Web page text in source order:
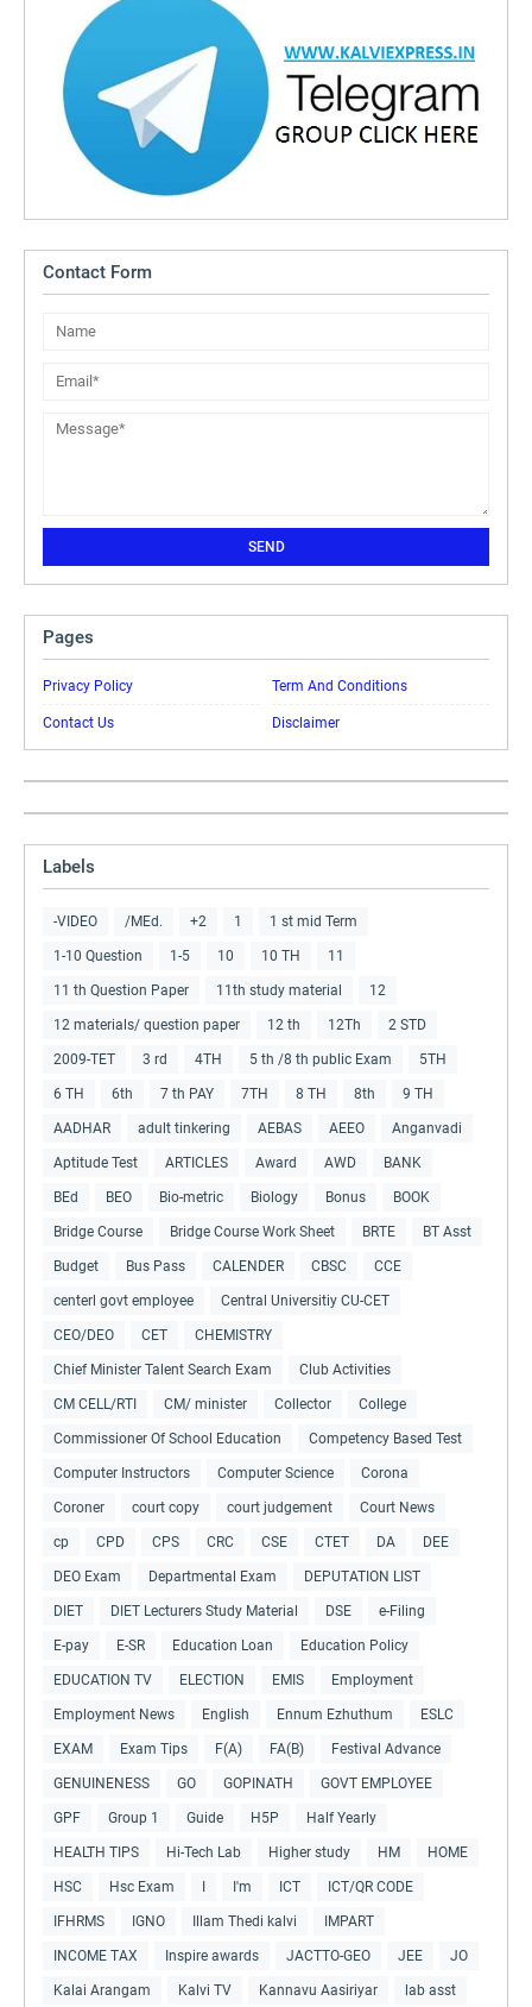
Contact Form
Pages
Privacy Policy Term And Conditions
Contact Us Disclaimer
Labels
-VIDEO /MEd. +2 1 1 st mid Term
1-10 Question 1-5 10 10 TH 11
11 th Question Paper 11th study material 12
12 materials/ question paper 12 th 12Th 2 STD
2009-TET 3 rd 4TH 5 th /8 th public Exam 5TH
6 TH 6th 7 th PAY 7TH 8 TH 8th 9 TH
AADHAR adult tinkering AEBAS AEEO Anganvadi
Aptitude Test ARTICLES Award AWD BANK
BEd BEO Bio-metric Biology Bonus BOOK
Bridge Course Bridge Course Work Sheet BRTE BT Asst
Budget Bus Pass CALENDER CBSC CCE
centerl govt employee Central Universitiy CU-CET
CEO/DEO CET CHEMISTRY
Chief Minister Talent Search Exam Club Activities
CM CELL/RTI CM/ minister Collector College
Commissioner Of School Education Competency Based Test
Computer Instructors Computer Science Corona
Coroner court copy court judgement Court News
cp CPD CPS CRC CSE CTET DA DEE
DEO Exam Departmental Exam DEPUTATION LIST
DIET DIET Lecturers Study Material DSE e-Filing
E-pay E-SR Education Loan Education Policy
EDUCATION TV ELECTION EMIS Employment
Employment News English Ennum Ezhuthum ESLC
EXAM Exam Tips F(A) FA(B) Festival Advance
GENUINENESS GO GOPINATH GOVT EMPLOYEE
GPF Group 1 Guide H5P Half Yearly
HEALTH TIPS Hi-Tech Lab Higher study HM HOME
HSC Hsc Exam I'm ICT ICT/QR CODE
IFHRMS IGNO Illam Thedi kalvi IMPART
INCOME TAX Inspire awards JACTTO-GEO JEE JO
Kalai Arangam Kalvi TV Kannavu Aasiriyar lab asst